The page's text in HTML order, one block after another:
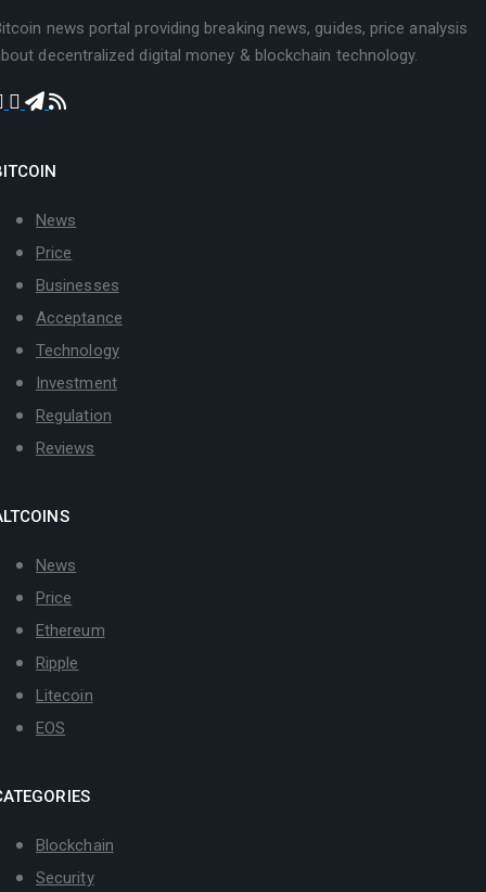
news portal providing breaking news, guides, price analysis
decentralized digital money & blockchain technology.
News
Price
Businesses
Acceptance
Technology
Investment
Regulation
Reviews
News
Price
Ethereum
Ripple
Litecoin
EOS
Blockchain
Security